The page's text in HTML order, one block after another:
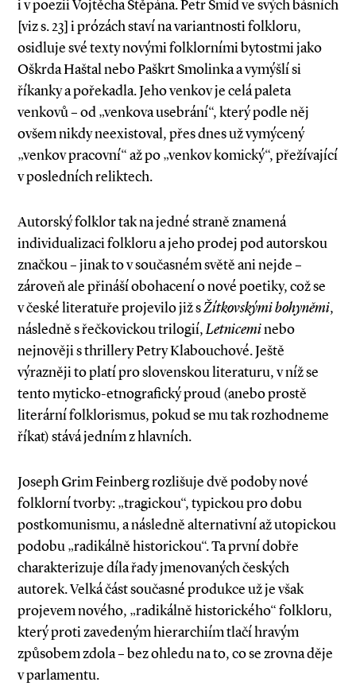
i v poezii Vojtěcha Štěpána. Petr Šmíd ve svých básních
[viz s. 23] i prózách staví na variantnosti folkloru,
osidluje své texty novými folklorními bytostmi jako
Oškrda Haštal nebo Paškrt Smolinka a vymýšlí si
říkanky a pořekadla. Jeho venkov je celá paleta
venkovů – od „venkova usebrání“, který podle něj
ovšem nikdy neexistoval, přes dnes už vymýcený
„venkov pracovní“ až po „venkov komický“, přežívající
v posledních reliktech.
Autorský folklor tak na jedné straně znamená
individualizaci folkloru a jeho prodej pod autorskou
značkou – jinak to v současném světě ani nejde –
zároveň ale přináší obohacení o nové poetiky, což se
v české literatuře projevilo již sŽítkovskými bohyněmi,
následně s řečkovickou trilogií,Letniceminebo
nejnověji s thrillery Petry Klabouchové. Ještě
výrazněji to platí pro slovenskou literaturu, v níž se
tento myticko­-etnografický proud (anebo prostě
literární folklorismus, pokud se mu tak rozhodneme
říkat) stává jedním z hlavních.
Joseph Grim Feinberg rozlišuje dvě podoby nové
folklorní tvorby: „tragickou“, typickou pro dobu
postkomunismu, a následně alternativní až utopickou
podobu „radikálně historickou“. Ta první dobře
charakterizuje díla řady jmenovaných českých
autorek. Velká část současné produkce už je však
projevem nového, „radikálně historického“ folkloru,
který proti zavedeným hierarchiím tlačí hravým
způsobem zdola – bez ohledu na to, co se zrovna děje
v parlamentu.